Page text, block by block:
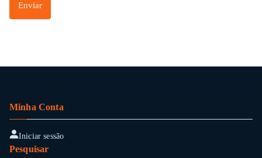
Enviar
Minha Conta
Iniciar sessão
Pesquisar